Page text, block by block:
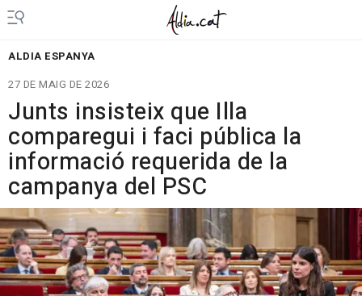
ALDIA ESPANYA
27 DE MAIG DE 2026
Junts insisteix que Illa
comparegui i faci pública la
informació requerida de la
campanya del PSC